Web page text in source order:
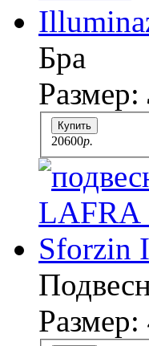
Бра
Размер:
Купить
20600p.
Размер: